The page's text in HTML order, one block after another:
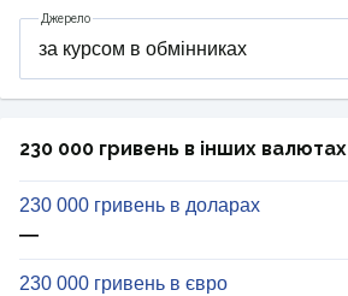
Джерело
230 000 гривень в інших валютах
230 000 гривень в доларах
—
230 000 гривень в євро